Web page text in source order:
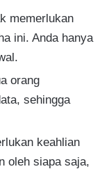
memerlukan
ini. Anda hanya
orang
sehingga
keahlian
oleh siapa saja,